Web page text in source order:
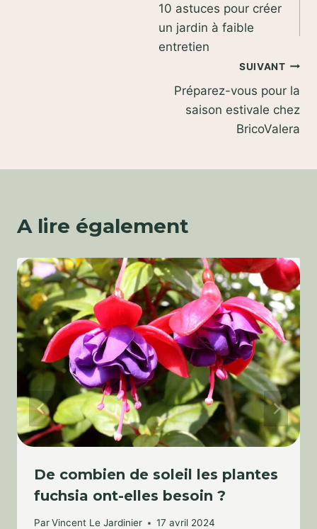
10 astuces pour créer
un jardin à faible
entretien
SUIVANT
Préparez-vous pour la
saison estivale chez
BricoValera
A lire également
De combien de soleil les plantes
fuchsia ont-elles besoin ?
ParVincent Le Jardinier 17 avril 2024